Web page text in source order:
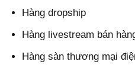
Hàng dropship
Hàng livestream bán
Hàng sàn thương mại